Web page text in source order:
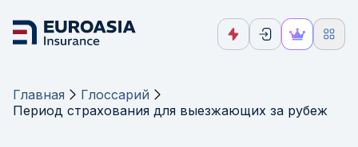
Главная
Глоссарий
Период страхования для выезжающих за рубеж